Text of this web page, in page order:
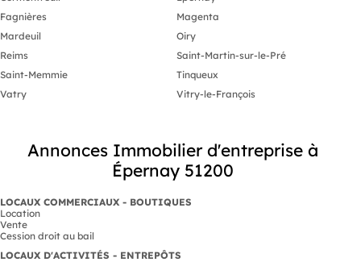
Fagnières
Magenta
Mardeuil
Oiry
Reims
Saint-Martin-sur-le-Pré
Saint-Memmie
Tinqueux
Vatry
Vitry-le-François
Annonces Immobilier d'entreprise à
Épernay 51200
LOCAUX COMMERCIAUX - BOUTIQUES
Location
Vente
Cession droit au bail
LOCAUX D'ACTIVITÉS - ENTREPÔTS